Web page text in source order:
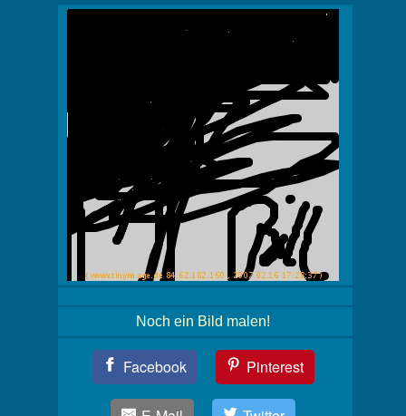
Noch ein Bild malen!
Facebook Pinterest